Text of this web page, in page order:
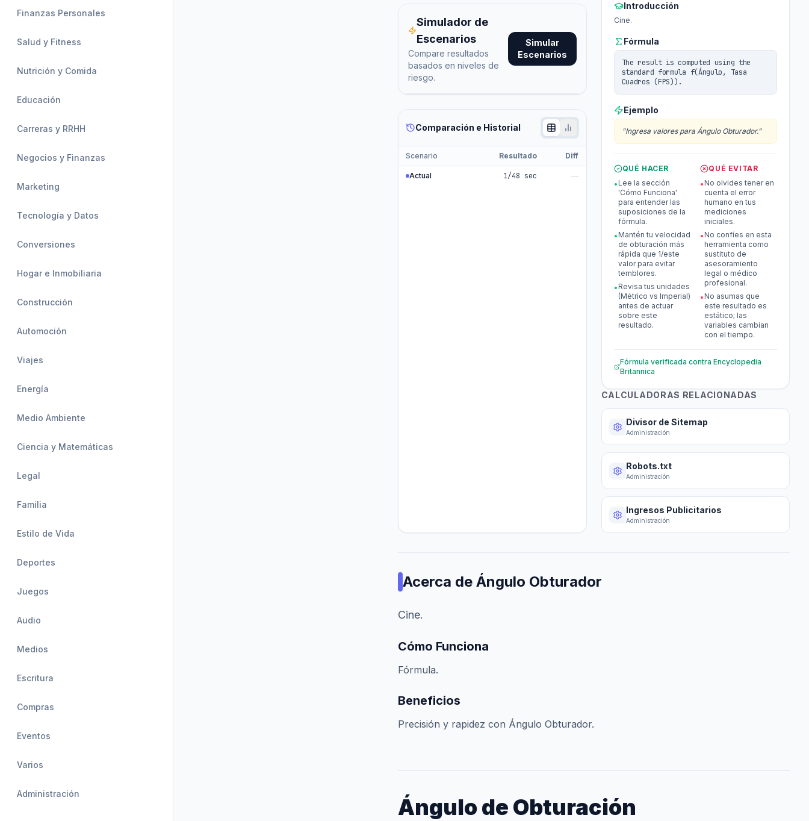
Finanzas Personales
Salud y Fitness
Nutrición y Comida
Educación
Carreras y RRHH
Negocios y Finanzas
Marketing
Tecnología y Datos
Conversiones
Hogar e Inmobiliaria
Construcción
Automoción
Viajes
Energía
Medio Ambiente
Ciencia y Matemáticas
Legal
Familia
Estilo de Vida
Deportes
Juegos
Audio
Medios
Escritura
Compras
Eventos
Varios
Administración
Simulador de
Escenarios
Compare resultados
basados en niveles de
riesgo.
Simular
Escenarios
Comparación e Historial
Scenario Resultado Diff
Actual 1/48 sec —
Introducción
Cine.
Fórmula
The result is computed using the
standard formula f(Ángulo, Tasa
Cuadros (FPS)).
Ejemplo
"Ingresa valores para Ángulo Obturador."
QUÉ HACER
• Lee la sección
'Cómo Funciona'
para entender las
suposiciones de la
fórmula.
• Mantén tu velocidad
de obturación más
rápida que 1/este
valor para evitar
temblores.
• Revisa tus unidades
(Métrico vs Imperial)
antes de actuar
sobre este
resultado.
QUÉ EVITAR
• No olvides tener en
cuenta el error
humano en tus
mediciones
iniciales.
• No confíes en esta
herramienta como
sustituto de
asesoramiento
legal o médico
profesional.
• No asumas que
este resultado es
estático; las
variables cambian
con el tiempo.
Fórmula verificada contra Encyclopedia
Britannica
CALCULADORAS RELACIONADAS
Divisor de Sitemap
Administración
Robots.txt
Administración
Ingresos Publicitarios
Administración
Acerca de Ángulo Obturador
Cine.
Cómo Funciona
Fórmula.
Beneficios
Precisión y rapidez con Ángulo Obturador.
Ángulo de Obturación